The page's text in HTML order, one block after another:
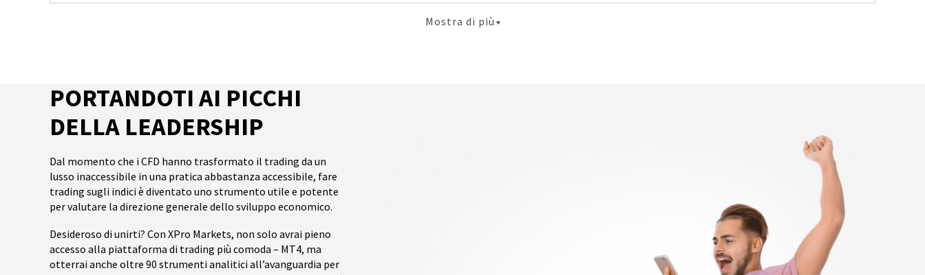
Mostra di più
PORTANDOTI AI PICCHI
DELLA LEADERSHIP
Dal momento che i CFD hanno trasformato il trading da un
lusso inaccessibile in una pratica abbastanza accessibile, fare
trading sugli indici è diventato uno strumento utile e potente
per valutare la direzione generale dello sviluppo economico.
Desideroso di unirti? Con XPro Markets, non solo avrai pieno
accesso alla piattaforma di trading più comoda – MT4, ma
otterrai anche oltre 90 strumenti analitici all’avanguardia per